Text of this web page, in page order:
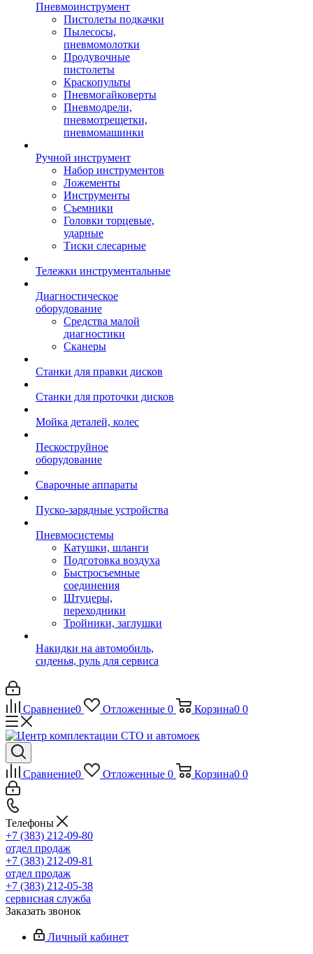
Пневмоинструмент
Пистолеты подкачки
Пылесосы,
пневмомолотки
Продувочные
пистолеты
Краскопульты
Пневмогайковерты
Пневмодрели,
пневмотрещетки,
пневмомашинки
Ручной инструмент
Набор инструментов
Ложементы
Инструменты
Съемники
Головки торцевые,
ударные
Тиски слесарные
Тележки инструментальные
Диагностическое
оборудование
Средства малой
диагностики
Сканеры
Станки для правки дисков
Станки для проточки дисков
Мойка деталей, колес
Пескоструйное
оборудование
Сварочные аппараты
Пуско-зарядные устройства
Пневмосистемы
Катушки, шланги
Подготовка воздуха
Быстросъемные
соединения
Штуцеры,
переходники
Тройники, заглушки
Накидки на автомобиль,
сиденья, руль для сервиса
Сравнение0 Отложенные 0 Корзина0 0
Сравнение0 Отложенные 0 Корзина0 0
Телефоны
+7 (383) 212-09-80
отдел продаж
+7 (383) 212-09-81
отдел продаж
+7 (383) 212-05-38
сервисная служба
Заказать звонок
Личный кабинет